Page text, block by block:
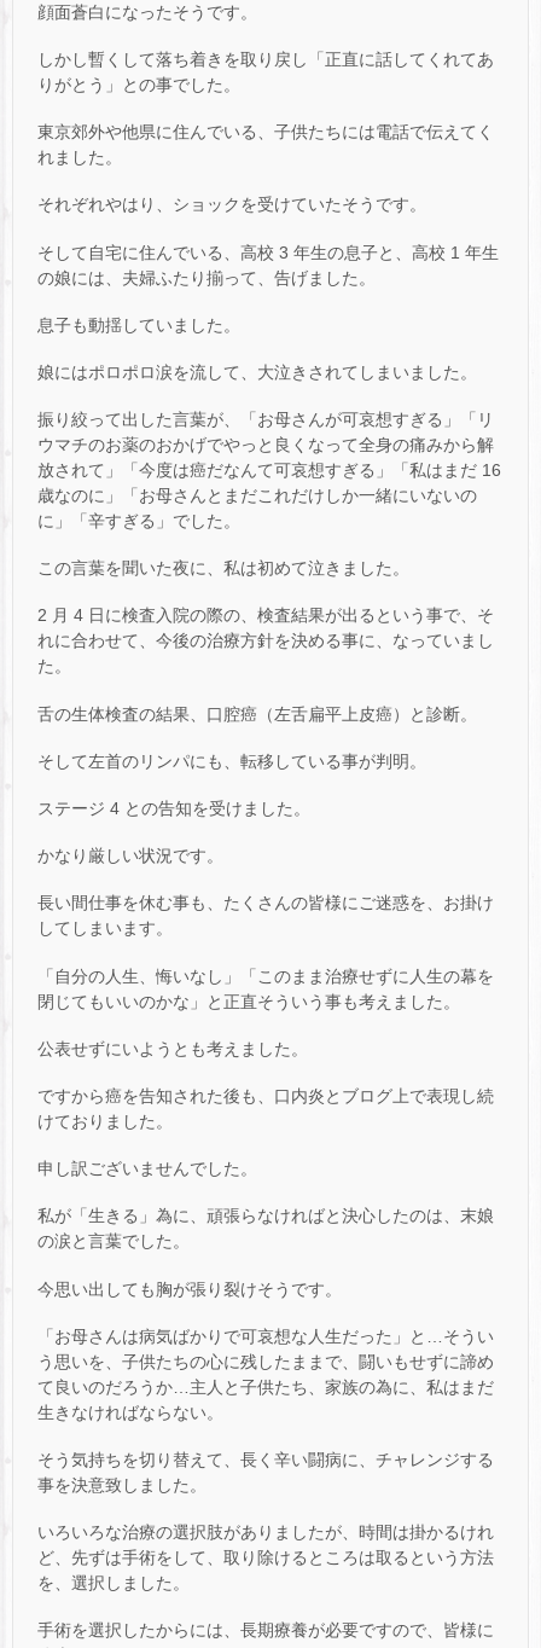
顔面蒼白になったそうです。
しかし暫くして落ち着きを取り戻し「正直に話してくれてあ
りがとう」との事でした。
東京郊外や他県に住んでいる、子供たちには電話で伝えてく
れました。
それぞれやはり、ショックを受けていたそうです。
そして自宅に住んでいる、高校 3 年生の息子と、高校 1 年生
の娘には、夫婦ふたり揃って、告げました。
息子も動揺していました。
娘にはポロポロ涙を流して、大泣きされてしまいました。
振り絞って出した言葉が、「お母さんが可哀想すぎる」「リ
ウマチのお薬のおかげでやっと良くなって全身の痛みから解
放されて」「今度は癌だなんて可哀想すぎる」「私はまだ 16
歳なのに」「お母さんとまだこれだけしか一緒にいないの
に」「辛すぎる」でした。
この言葉を聞いた夜に、私は初めて泣きました。
2 月 4 日に検査入院の際の、検査結果が出るという事で、そ
れに合わせて、今後の治療方針を決める事に、なっていまし
た。
舌の生体検査の結果、口腔癌（左舌扁平上皮癌）と診断。
そして左首のリンパにも、転移している事が判明。
ステージ 4 との告知を受けました。
かなり厳しい状況です。
長い間仕事を休む事も、たくさんの皆様にご迷惑を、お掛け
してしまいます。
「自分の人生、悔いなし」「このまま治療せずに人生の幕を
閉じてもいいのかな」と正直そういう事も考えました。
公表せずにいようとも考えました。
ですから癌を告知された後も、口内炎とブログ上で表現し続
けておりました。
申し訳ございませんでした。
私が「生きる」為に、頑張らなければと決心したのは、末娘
の涙と言葉でした。
今思い出しても胸が張り裂けそうです。
「お母さんは病気ばかりで可哀想な人生だった」と…そうい
う思いを、子供たちの心に残したままで、闘いもせずに諦め
て良いのだろうか…主人と子供たち、家族の為に、私はまだ
生きなければならない。
そう気持ちを切り替えて、長く辛い闘病に、チャレンジする
事を決意致しました。
いろいろな治療の選択肢がありましたが、時間は掛かるけれ
ど、先ずは手術をして、取り除けるところは取るという方法
を、選択しました。
手術を選択したからには、長期療養が必要ですので、皆様に